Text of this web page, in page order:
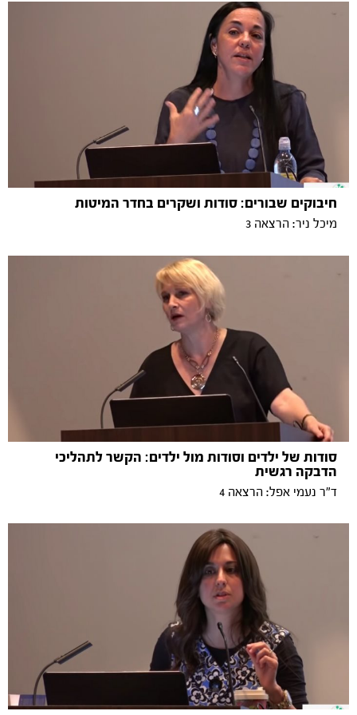
חיבוקים שבורים: סודות ושקרים בחדר המיטות
מיכל ניר: הרצאה 3
סודות של ילדים וסודות מול ילדים: הקשר לתהליכי
הדבקה רגשית
ד"ר נעמי אפל: הרצאה 4